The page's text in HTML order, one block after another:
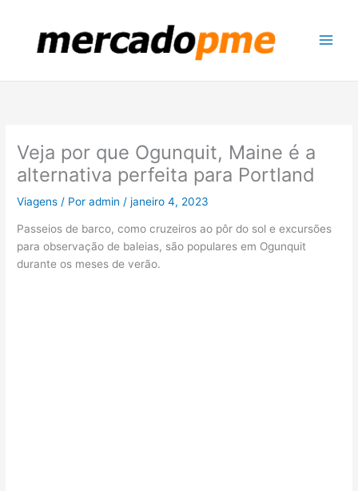
Veja por que Ogunquit, Maine é a
alternativa perfeita para Portland
Viagens / Poradmin /janeiro 4, 2023
Passeios de barco, como cruzeiros ao pôr do sol e excursões
para observação de baleias, são populares em Ogunquit
durante os meses de verão.